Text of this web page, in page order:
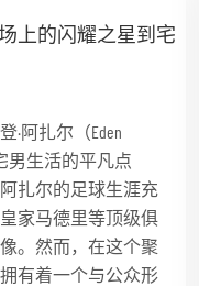
上的闪耀之星到宅
阿扎尔（Eden
男生活的平凡点
扎尔的足球生涯充
家马德里等顶级俱
。然而，在这个聚
有着一个与公众形